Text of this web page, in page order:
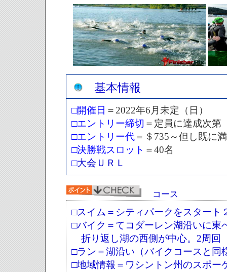
基本情報
□開催日 ＝ 2022年6 月 未定（日）
□エントリー締切 ＝ 定員に達成次第
□エントリー代＝ ＄735～但し既に
□決勝戦スロット ＝40名
□大会ＵＲＬ
コース
□スイム ＝ シティパークをスタート
□バイク ＝ てコダーレン湖沿いに東
折り返し湖の西側が中心。2周回
□ラン ＝湖沿い（バイクコースと同
□地域情報 ＝ ワシントン州のスポー